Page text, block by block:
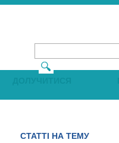
СТАТТI НА ТЕМУ